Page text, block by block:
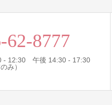
62-8777
- 12:30 午後 14:30 - 17:30
み）